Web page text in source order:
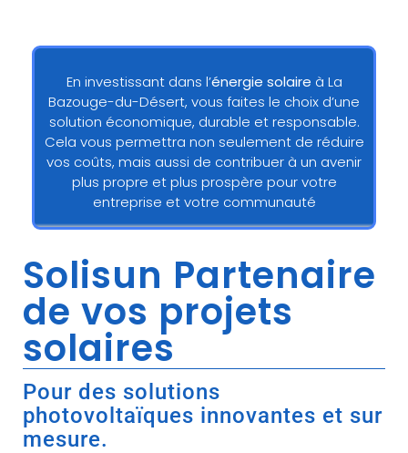
En investissant dans l’énergie solaire à La
Bazouge-du-Désert, vous faites le choix d’une
solution économique, durable et responsable.
Cela vous permettra non seulement de réduire
vos coûts, mais aussi de contribuer à un avenir
plus propre et plus prospère pour votre
entreprise et votre communauté
Solisun Partenaire
de vos projets
solaires
Pour des solutions
photovoltaïques innovantes et sur
mesure.